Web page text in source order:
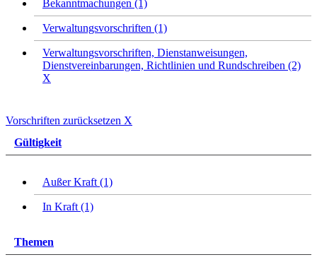
Bekanntmachungen (1)
Verwaltungsvorschriften (1)
Verwaltungsvorschriften, Dienstanweisungen,
Dienstvereinbarungen, Richtlinien und Rundschreiben (2)
X
Vorschriften zurücksetzen X
Gültigkeit
Außer Kraft (1)
In Kraft (1)
Themen